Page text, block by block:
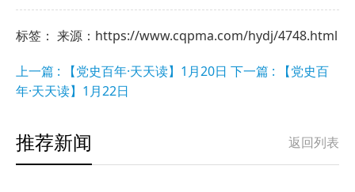
标签： 来源：https://www.cqpma.com/hydj/4748.html
上一篇 : 【党史百年·天天读】1月20日 下一篇 : 【党史百
年·天天读】1月22日
返回列表
推荐新闻